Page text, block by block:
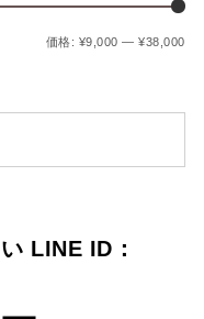
最
最
価格: ¥9,000 —¥38,000
LINE ID：